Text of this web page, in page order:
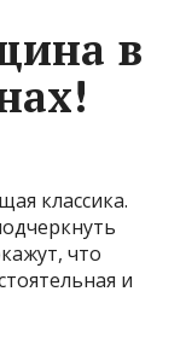
в
классика.
что
и